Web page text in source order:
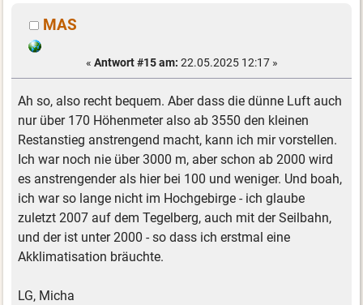
MAS
« Antwort #15 am: 22.05.2025 12:17 »
Ah so, also recht bequem. Aber dass die dünne Luft auch
nur über 170 Höhenmeter also ab 3550 den kleinen
Restanstieg anstrengend macht, kann ich mir vorstellen.
Ich war noch nie über 3000 m, aber schon ab 2000 wird
es anstrengender als hier bei 100 und weniger. Und boah,
ich war so lange nicht im Hochgebirge - ich glaube
zuletzt 2007 auf dem Tegelberg, auch mit der Seilbahn,
und der ist unter 2000 - so dass ich erstmal eine
Akklimatisation bräuchte.
LG, Micha